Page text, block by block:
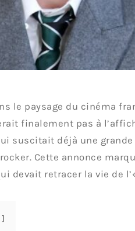
le paysage du cinéma
finalement pas à
suscitait déjà une
Cette annonce
devait retracer la vie de